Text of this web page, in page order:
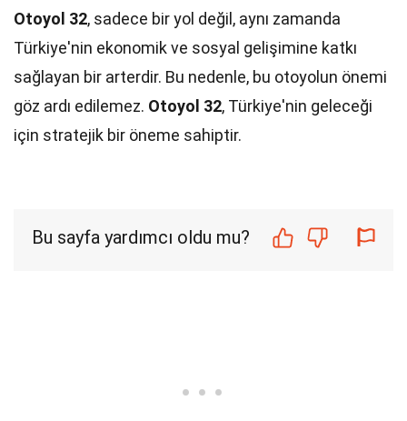
Otoyol 32, sadece bir yol değil, aynı zamanda
Türkiye'nin ekonomik ve sosyal gelişimine katkı
sağlayan bir arterdir. Bu nedenle, bu otoyolun önemi
göz ardı edilemez. Otoyol 32, Türkiye'nin geleceği
için stratejik bir öneme sahiptir.
Bu sayfa yardımcı oldu mu?